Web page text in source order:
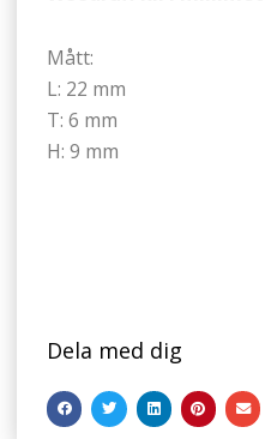
Mått:
L: 22 mm
T: 6 mm
H: 9 mm
Dela med dig